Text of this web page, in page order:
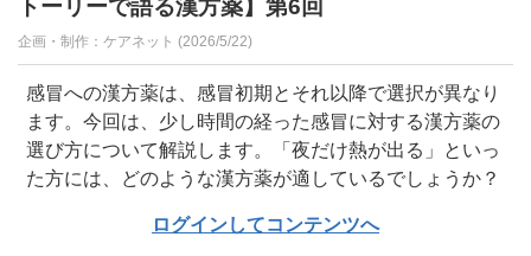
トーリーで語る漢方薬】第6回
企画・制作：ケアネット (2026/5/22)
感冒への漢方薬は、感冒初期とそれ以降で選択が異なり
ます。今回は、少し時間の経った感冒に対する漢方薬の
選び方について解説します。「夜だけ熱が出る」といっ
た方には、どのような漢方薬が適しているでしょうか？
ログインしてコンテンツへ